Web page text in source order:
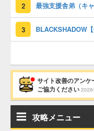
2 最強支援舎弟（キ
3
サイト改善のアンケ
ご協力ください 2026
攻略メニュー